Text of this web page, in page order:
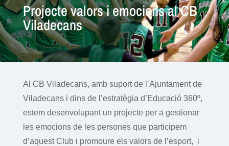
Projecte valors i emocions al CB
Viladecans
Al CB Viladecans, amb suport de l’Ajuntament de
Viladecans i dins de l’estratègia d’Educació 360º,
estem desenvolupant un projecte per a gestionar
les emocions de les persones que participem
d’aquest Club i promoure els valors de l’esport, i